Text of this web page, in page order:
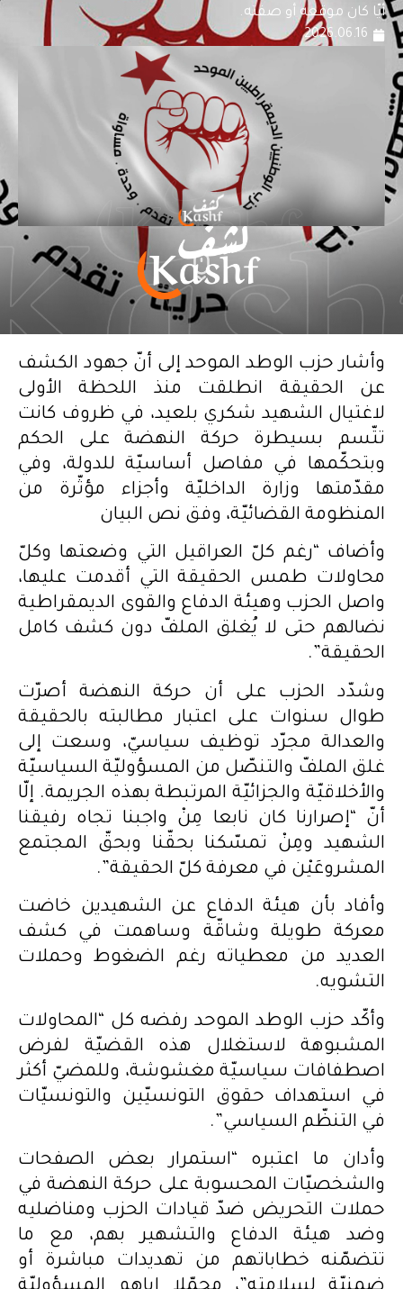
أيّا كان موقعه أو صفته.
2026.06.16
وأشار حزب الوطد الموحد إلى أنّ جهود الكشف
عن الحقيقة انطلقت منذ اللحظة الأولى
لاغتيال الشهيد شكري بلعيد، في ظروف كانت
تتّسم بسيطرة حركة النهضة على الحكم
وبتحكّمها في مفاصل أساسيّة للدولة، وفي
مقدّمتها وزارة الداخليّة وأجزاء مؤثّرة من
المنظومة القضائيّة، وفق نص البيان
وأضاف “رغم كلّ العراقيل التي وضعتها وكلّ
محاولات طمس الحقيقة التي أقدمت عليها،
واصل الحزب وهيئة الدفاع والقوى الديمقراطية
نضالهم حتى لا يُغلق الملفّ دون كشف كامل
الحقيقة”.
وشدّد الحزب على أن حركة النهضة أصرّت
طوال سنوات على اعتبار مطالبته بالحقيقة
والعدالة مجرّد توظيف سياسيّ، وسعت إلى
غلق الملفّ والتنصّل من المسؤوليّة السياسيّة
والأخلاقيّة والجزائيّة المرتبطة بهذه الجريمة. إلّا
أنّ “إصرارنا كان نابعا مِنْ واجبنا تجاه رفيقنا
الشهيد ومِنْ تمسّكنا بحقّنا وبحقّ المجتمع
المشروعَيْن في معرفة كلّ الحقيقة”.
وأفاد بأن هيئة الدفاع عن الشهيدين خاضت
معركة طويلة وشاقّة وساهمت في كشف
العديد من معطياته رغم الضغوط وحملات
التشويه.
وأكّد حزب الوطد الموحد رفضه كل “المحاولات
المشبوهة لاستغلال هذه القضيّة لفرض
اصطفافات سياسيّة مغشوشة، وللمضيّ أكثر
في استهداف حقوق التونسيّين والتونسيّات
في التنظّم السياسي”.
وأدان ما اعتبره “استمرار بعض الصفحات
والشخصيّات المحسوبة على حركة النهضة في
حملات التحريض ضدّ قيادات الحزب ومناضليه
وضد هيئة الدفاع والتشهير بهم، مع ما
تتضمّنه خطاباتهم من تهديدات مباشرة أو